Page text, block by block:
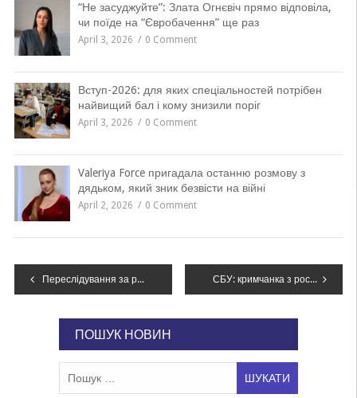
“Не засуджуйте”: Злата Огнєвіч прямо відповіла,
чи поїде на “Євробачення” ще раз
April 3, 2026 0 Comment
Вступ-2026: для яких спеціальностей потрібен
найвищий бал і кому знизили поріг
April 3, 2026 0 Comment
Valeriya Force пригадала останню розмову з
дядьком, який зник безвісти на війні
April 2, 2026 0 Comment
Навігація
Переслідування за релігійні переконання неможливо компенсувати будівництвом мечеті ‒ активісти СБУ: кримчанка з російським паспортом намагалася влаштуватися у Міноборони України
ПОШУК НОВИН